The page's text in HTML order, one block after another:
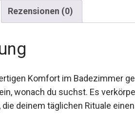
Rezensionen (0)
Komfort im Badezimmer
wonach du suchst. Es
deinem täglichen Rituale